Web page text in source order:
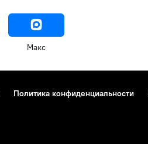
Макс
Политика конфиденциальности